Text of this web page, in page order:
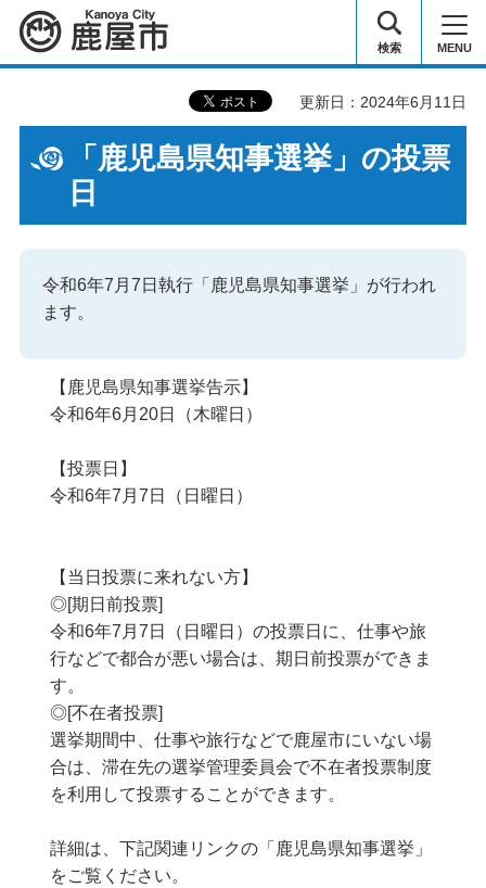
鹿屋市 検索 MENU
更新日：2024年6月11日
「鹿児島県知事選挙」の投票
日
令和6年7月7日執行「鹿児島県知事選挙」が行われ
ます。
【鹿児島県知事選挙告示】
令和6年6月20日（木曜日）
【投票日】
令和6年7月7日（日曜日）
【当日投票に来れない方】
◎[期日前投票]
令和6年7月7日（日曜日）の投票日に、仕事や旅
行などで都合が悪い場合は、期日前投票ができま
す。
◎[不在者投票]
選挙期間中、仕事や旅行などで鹿屋市にいない場
合は、滞在先の選挙管理委員会で不在者投票制度
を利用して投票することができます。
詳細は、下記関連リンクの「鹿児島県知事選挙」
をご覧ください。